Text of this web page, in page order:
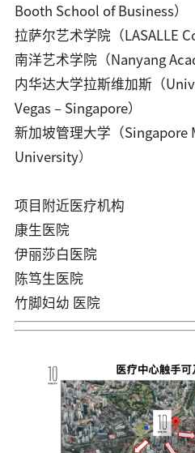
Booth School of Business）
拉萨尔艺术学院（LASALLE
南洋艺术学院（Nanyang
内华达大学拉斯维加斯（
Vegas – Singapore）
新加坡管理大学（Singapore
University）
项目附近医疗机构
康⽣医院
伊丽莎⽩医院
陈笃⽣医院
⽵脚妇幼 医院